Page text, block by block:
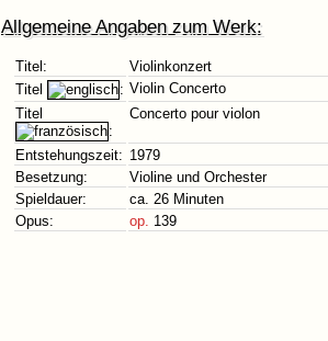
Allgemeine Angaben zum Werk:
Titel:
Violinkonzert
Titel
: Violin Concerto
Titel
:
Concerto pour violon
Entstehungszeit: 1979
Besetzung:
Violine und Orchester
Spieldauer:
ca. 26 Minuten
Opus:
op. 139